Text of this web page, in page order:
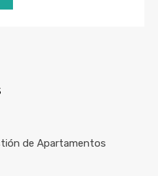
de Apartamentos